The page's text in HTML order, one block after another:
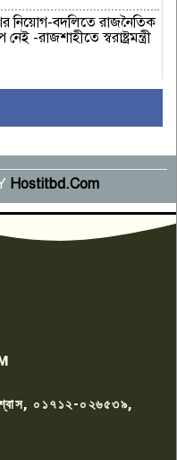
নিয়োগ-বদলিতে রাজনৈতিক
নেই -রাজশাহীতে স্বরাষ্ট্রমন্ত্রী
উদযাপন
অভিযোগ অস্বীকার
প্রণোদিত সংবাদ প্রকাশের
নাজির হাসানের
ঢুকে স্কুল শিক্ষিকাকে হত্যা
ট্যাংকি থেকে লাশ উদ্ধার
সন্ত্রাসী হামলায় গুরুতর
Hostitbd.Com
০১৭১২-০২৬৫৩৯,